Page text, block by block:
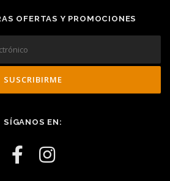
OFERTAS Y PROMOCIONES
SÍGANOS EN: